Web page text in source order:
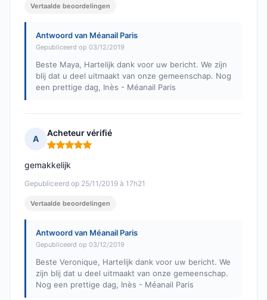
Vertaalde beoordelingen
Antwoord van Méanail Paris
Gepubliceerd op 03/12/2019
Beste Maya, Hartelijk dank voor uw bericht. We zijn
blij dat u deel uitmaakt van onze gemeenschap. Nog
een prettige dag, Inès - Méanail Paris
A
Acheteur vérifié
Opmerking: 5 van 5
Gepubliceerd op 25/11/2019 à 17h21
gemakkelijk
Vertaalde beoordelingen
Antwoord van Méanail Paris
Gepubliceerd op 03/12/2019
Beste Veronique, Hartelijk dank voor uw bericht. We
zijn blij dat u deel uitmaakt van onze gemeenschap.
Nog een prettige dag, Inès - Méanail Paris